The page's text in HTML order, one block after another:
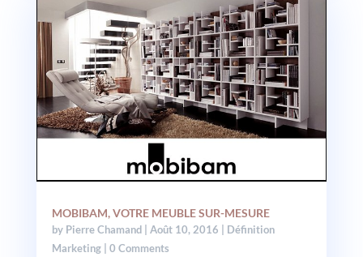
MOBIBAM, VOTRE MEUBLE SUR-MESURE
by Pierre Chamand| Août 10, 2016
Définition
Marketing| 0 Comments